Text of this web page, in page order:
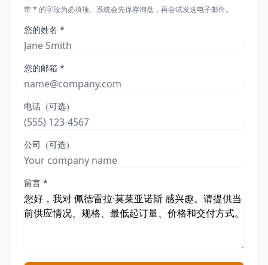
带 * 的字段为必填项。系统会先保存询盘，再尝试发送电子邮件。
您的姓名 *
您的邮箱 *
电话（可选）
公司（可选）
留言 *